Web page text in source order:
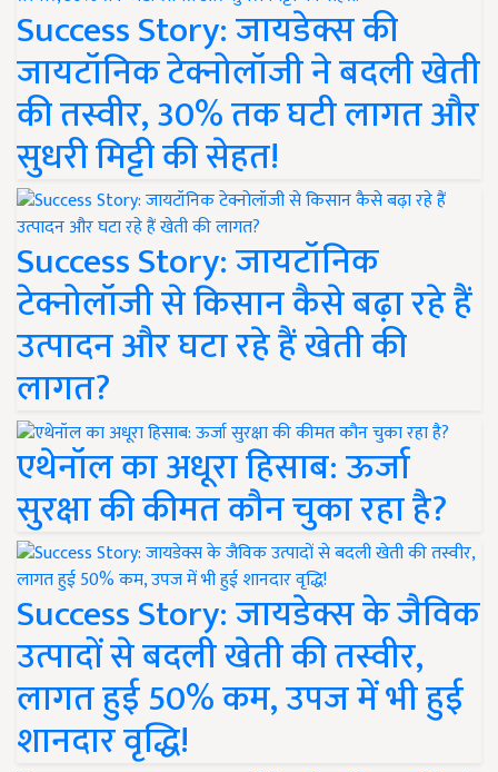
Success Story: जायडेक्स की
जायटॉनिक टेक्नोलॉजी ने बदली खेती
की तस्वीर, 30% तक घटी लागत और
सुधरी मिट्टी की सेहत!
Success Story: जायटॉनिक
टेक्नोलॉजी से किसान कैसे बढ़ा रहे हैं
उत्पादन और घटा रहे हैं खेती की
लागत?
एथेनॉल का अधूरा हिसाब: ऊर्जा
सुरक्षा की कीमत कौन चुका रहा है?
Success Story: जायडेक्स के जैविक
उत्पादों से बदली खेती की तस्वीर,
लागत हुई 50% कम, उपज में भी हुई
शानदार वृद्धि!